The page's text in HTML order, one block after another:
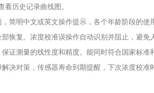
历史记录曲线图。
简明中文或英文操作提示，各个年龄阶段的使
恢复。浓度校准误操作自动识别并阻止，避免
证测量的线性度和精度。能同时符合国家标准
决对策，传感器寿命到期提醒，下次浓度校准